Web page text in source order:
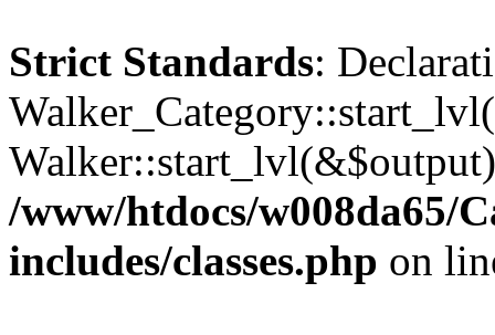
Strict Standards:
/www/htdocs/w008da65/
includes/classes.php on